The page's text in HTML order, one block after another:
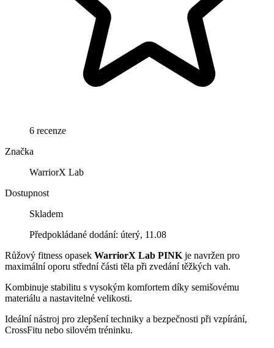
6 recenze
Značka
WarriorX Lab
Dostupnost
Skladem
Předpokládané dodání: úterý, 11.08
Růžový fitness opasek WarriorX Lab PINK je navržen pro
maximální oporu střední části těla při zvedání těžkých vah.
Kombinuje stabilitu s vysokým komfortem díky semišovému
materiálu a nastavitelné velikosti.
Ideální nástroj pro zlepšení techniky a bezpečnosti při vzpírání,
CrossFitu nebo silovém tréninku.